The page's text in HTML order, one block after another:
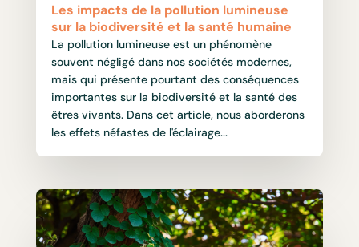
Les impacts de la pollution lumineuse
sur la biodiversité et la santé humaine
La pollution lumineuse est un phénomène
souvent négligé dans nos sociétés modernes,
mais qui présente pourtant des conséquences
importantes sur la biodiversité et la santé des
êtres vivants. Dans cet article, nous aborderons
les effets néfastes de l'éclairage...